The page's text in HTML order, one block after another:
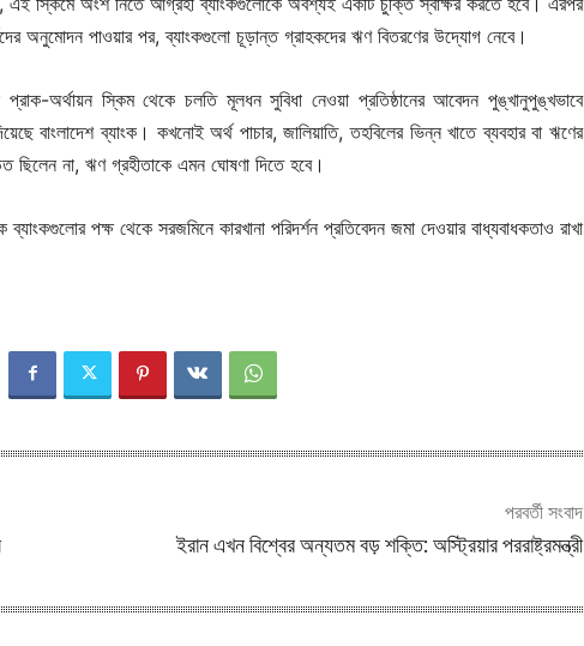
অনুমোদন পাওয়ার পর, ব্যাংকগুলো চূড়ান্ত গ্রাহকদের ঋণ বিতরণের উদ্যোগ নেবে।
প্রাক-অর্থায়ন স্কিম থেকে চলতি মূলধন সুবিধা নেওয়া প্রতিষ্ঠানের আবেদন পুঙ্খানুপুঙ্খভাবে
বাংলাদেশ ব্যাংক। কখনোই অর্থ পাচার, জালিয়াতি, তহবিলের ভিন্ন খাতে ব্যবহার বা ঋণের
ছিলেন না, ঋণ গ্রহীতাকে এমন ঘোষণা দিতে হবে।
ব্যাংকগুলোর পক্ষ থেকে সরজমিনে কারখানা পরিদর্শন প্রতিবেদন জমা দেওয়ার বাধ্যবাধকতাও রাখা
পরবর্তী সংবাদ
ইরান এখন বিশ্বের অন্যতম বড় শক্তি: অস্ট্রিয়ার পররাষ্ট্রমন্ত্রী